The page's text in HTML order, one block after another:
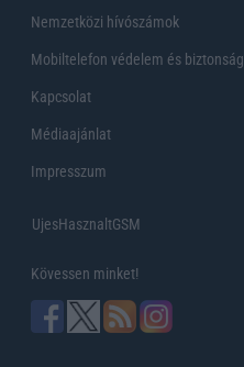
Nemzetközi hívószámok
Mobiltelefon védelem és biztonság
Kapcsolat
Médiaajánlat
Impresszum
UjesHasznaltGSM
Kövessen minket!